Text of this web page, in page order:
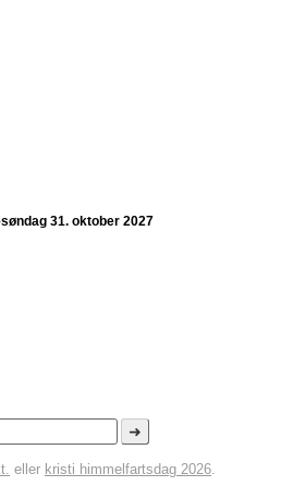
31. oktober 2027
➜
eller kristi himmelfartsdag 2026.